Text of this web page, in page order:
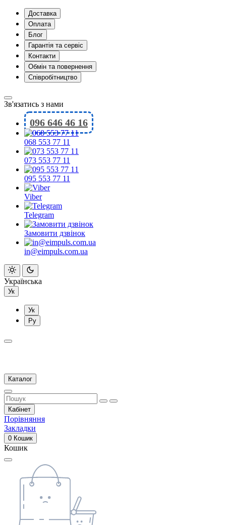
Доставка
Оплата
Блог
Гарантія та сервіс
Контакти
Обмін та повернення
Співробітництво
Зв'язатись з нами
096 646 46 16
068 553 77 11
073 553 77 11
095 553 77 11
Viber
Telegram
Замовити дзвінок
in@eimpuls.com.ua
Українська
Ук
Ук
Ру
Каталог
Кабінет
Порівняння
Закладки
0 Кошик
Кошик